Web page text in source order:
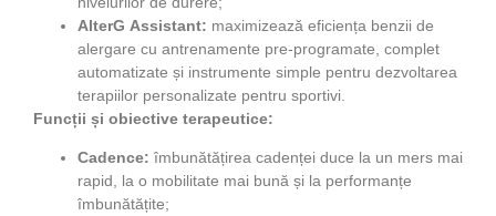
AlterG Assistant: maximizează eficiența benzii de
alergare cu antrenamente pre-programate, complet
automatizate și instrumente simple pentru dezvoltarea
terapiilor personalizate pentru sportivi.
Funcții și obiective terapeutice:
Cadence: îmbunătățirea cadenței duce la un mers mai
rapid, la o mobilitate mai bună și la performanțe
îmbunătățite;